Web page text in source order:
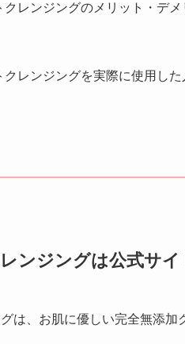
クレンジングのメリット・デメ
クレンジングを実際に使用し
ンジングは公式サイ
は、お肌に優しい完全無添加